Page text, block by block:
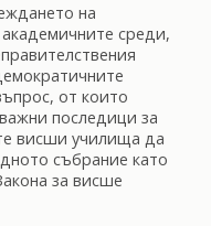
на
среди,
от които
последици за
висши училища да
събрание като
за висше